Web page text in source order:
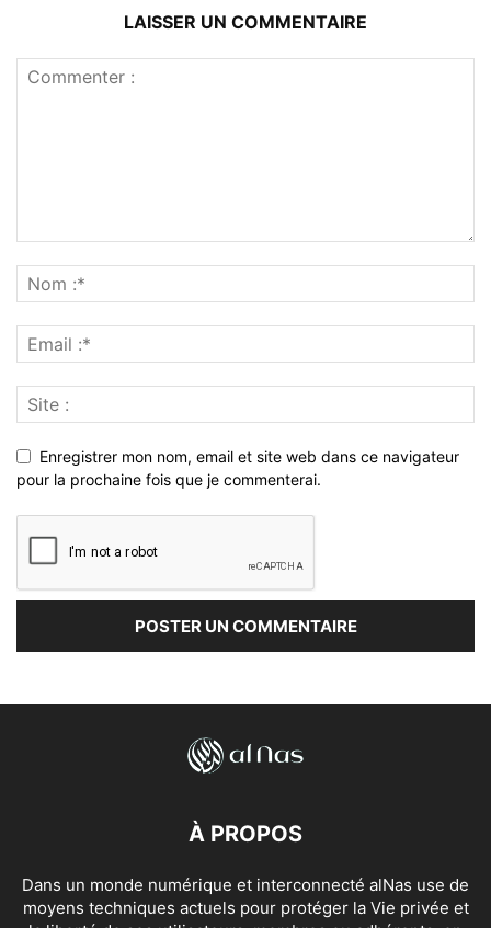
LAISSER UN COMMENTAIRE
Enregistrer mon nom, email et site web dans ce navigateur
pour la prochaine fois que je commenterai.
À PROPOS
Dans un monde numérique et interconnecté alNas use de
moyens techniques actuels pour protéger la Vie privée et